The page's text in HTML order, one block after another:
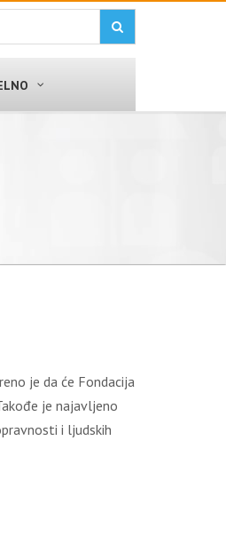
je da će Fondacija
je najavljeno
i ljudskih